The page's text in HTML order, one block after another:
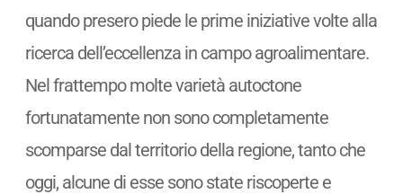
quando presero piede le prime iniziative volte alla
ricerca dell’eccellenza in campo agroalimentare.
Nel frattempo molte varietà autoctone
fortunatamente non sono completamente
scomparse dal territorio della regione, tanto che
oggi, alcune di esse sono state riscoperte e